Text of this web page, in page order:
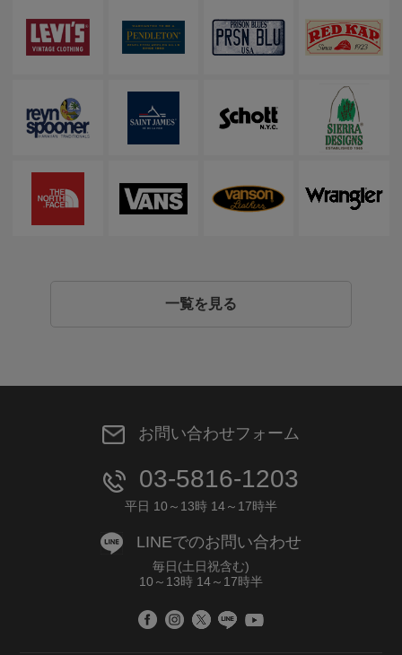
一覧を見る
お問い合わせフォーム
03-5816-1203
平日 10～13時 14～17時半
LINEでのお問い合わせ
毎日(土日祝含む)
10～13時 14～17時半